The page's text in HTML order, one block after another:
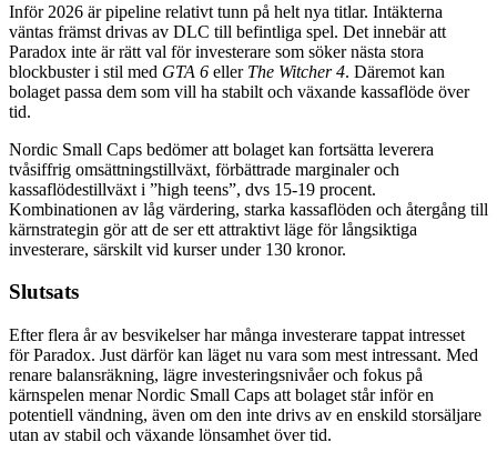
Inför 2026 är pipeline relativt tunn på helt nya titlar. Intäkterna
väntas främst drivas av DLC till befintliga spel. Det innebär att
Paradox inte är rätt val för investerare som söker nästa stora
blockbuster i stil med GTA 6 eller The Witcher 4. Däremot kan
bolaget passa dem som vill ha stabilt och växande kassaflöde över
tid.
Nordic Small Caps bedömer att bolaget kan fortsätta leverera
tvåsiffrig omsättningstillväxt, förbättrade marginaler och
kassaflödestillväxt i ”high teens”, dvs 15-19 procent.
Kombinationen av låg värdering, starka kassaflöden och återgång till
kärnstrategin gör att de ser ett attraktivt läge för långsiktiga
investerare, särskilt vid kurser under 130 kronor.
Slutsats
Efter flera år av besvikelser har många investerare tappat intresset
för Paradox. Just därför kan läget nu vara som mest intressant. Med
renare balansräkning, lägre investeringsnivåer och fokus på
kärnspelen menar Nordic Small Caps att bolaget står inför en
potentiell vändning, även om den inte drivs av en enskild storsäljare
utan av stabil och växande lönsamhet över tid.